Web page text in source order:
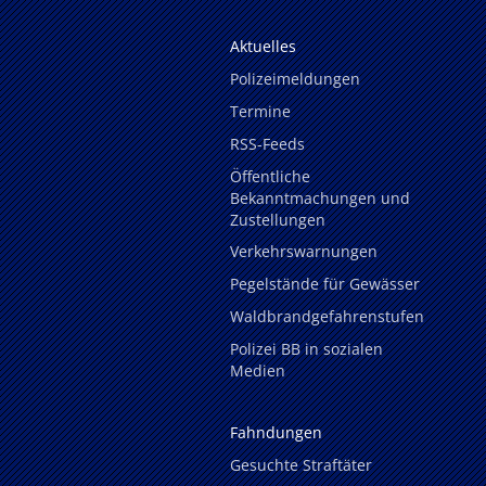
Aktuelles
Polizeimeldungen
Termine
RSS-Feeds
Öffentliche
Bekanntmachungen und
Zustellungen
Verkehrswarnungen
Pegelstände für Gewässer
Waldbrandgefahrenstufen
Polizei BB in sozialen
Medien
Fahndungen
Gesuchte Straftäter